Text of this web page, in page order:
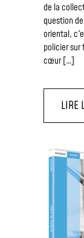
de la
question
oriental,
policier sur
cœur […]
LIRE